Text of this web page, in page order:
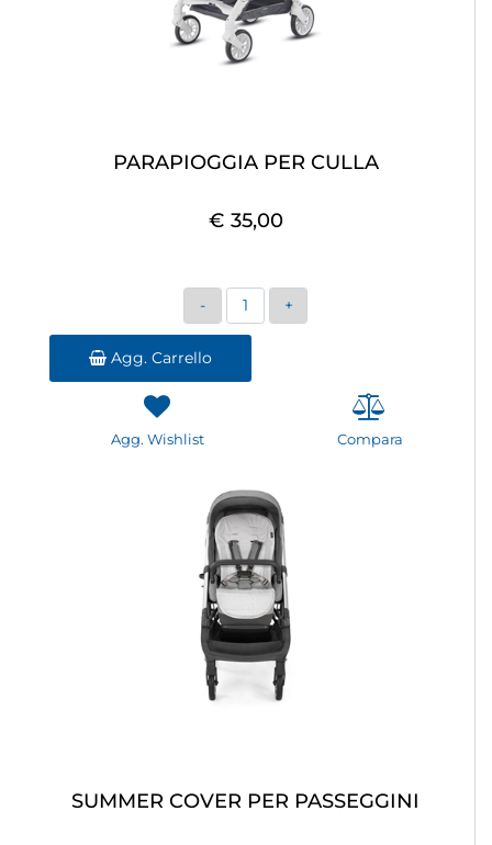
PARAPIOGGIA PER CULLA
€ 35,00
Quantità
Agg. Carrello
Agg. Wishlist Compara
SUMMER COVER PER PASSEGGINI